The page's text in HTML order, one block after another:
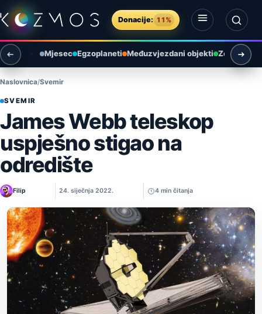
Preskoči na sadržaj
Donacije: 11%
Otvori izbornik
Otvori pretragu
Mjesec Egzoplaneti Međuzvjezdani objekti Zemlja i
Naslovnica Svemir
SVEMIR
James Webb teleskop
uspješno stigao na
odredište
Filip 24. siječnja 2022. 4 min čitanja